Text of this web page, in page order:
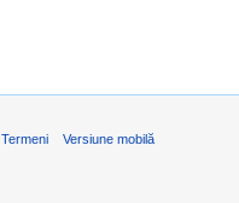
Termeni Versiune mobilă